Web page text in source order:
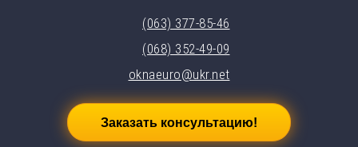
Заказать консультацию!
(063) 377-85-46
(068) 352-49-09
oknaeuro@ukr.net